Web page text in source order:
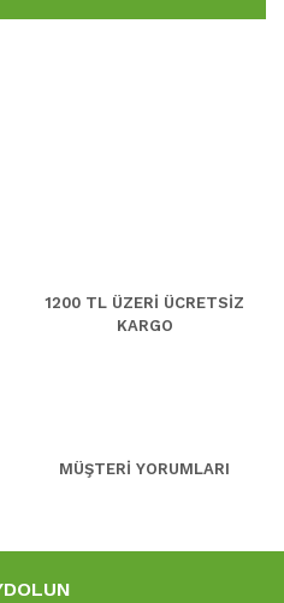
1200 TL ÜZERİ ÜCRETSİZ
KARGO
MÜŞTERİ YORUMLARI